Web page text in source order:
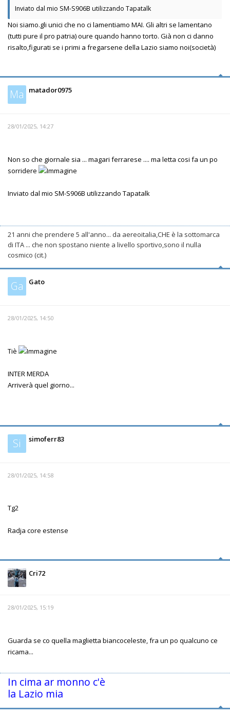
Inviato dal mio SM-S906B utilizzando Tapatalk
Noi siamo.gli unici che no ci lamentiamo MAI. Gli altri se lamentano
(tutti pure il pro patria) oure quando hanno torto. Già non ci danno
risalto,figurati se i primi a fregarsene della Lazio siamo noi(società)
Ma matador0975
28/01/2025, 14:27
Non so che giornale sia ... magari ferrarese .... ma letta cosi fa un po
sorridere
Inviato dal mio SM-S906B utilizzando Tapatalk
21 anni che prendere 5 all'anno... da aereoitalia,CHE è la sottomarca
di ITA ... che non spostano niente a livello sportivo,sono il nulla
cosmico (cit.)
Ga Gato
28/01/2025, 14:50
Tiè
INTER MERDA
Arriverà quel giorno...
Si simoferr83
28/01/2025, 14:58
Tg2
Radja core estense
Cri72
28/01/2025, 15:19
Guarda se co quella maglietta biancoceleste, fra un po qualcuno ce
ricama...
In cima ar monno c'è
la Lazio mia